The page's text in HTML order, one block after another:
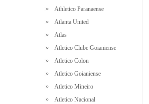
Athletico Paranaense
Atlanta United
Atlas
Atletico Clube Goianiense
Atletico Colon
Atletico Goianiense
Atletico Mineiro
Atletico Nacional